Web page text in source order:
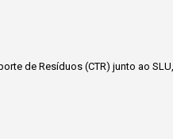
de Resíduos (CTR) junto ao